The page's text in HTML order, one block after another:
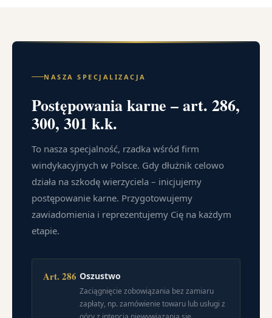
NASZA SPECJALIZACJA
Postępowania karne – art. 286,
300, 301 k.k.
To nasza specjalność, rzadka wśród firm
windykacyjnych w Polsce. Gdy dłużnik celowo
działa na szkodę wierzyciela – inicjujemy
postępowanie karne. Przygotowujemy
zawiadomienia i reprezentujemy Cię na każdym
etapie.
Art. 286 Oszustwo
Zaciągnięcie zobowiązania bez zamiaru
zapłaty, np. zamówienie towaru lub usługi z